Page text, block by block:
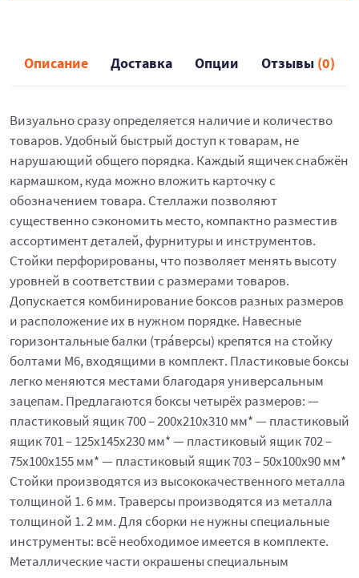
Описание Доставка Опции Отзывы (0)
Визуально сразу определяется наличие и количество
товаров. Удобный быстрый доступ к товарам, не
нарушающий общего порядка. Каждый ящичек снабжён
кармашком, куда можно вложить карточку с
обозначением товара. Стеллажи позволяют
существенно сэкономить место, компактно разместив
ассортимент деталей, фурнитуры и инструментов.
Стойки перфорированы, что позволяет менять высоту
уровней в соответствии с размерами товаров.
Допускается комбинирование боксов разных размеров
и расположение их в нужном порядке. Навесные
горизонтальные балки (тра́версы) крепятся на стойку
болтами М6, входящими в комплект. Пластиковые боксы
легко меняются местами благодаря универсальным
зацепам. Предлагаются боксы четырёх размеров: —
пластиковый ящик 700 – 200x210x310 мм* — пластиковый
ящик 701 – 125x145x230 мм* — пластиковый ящик 702 –
75x100x155 мм* — пластиковый ящик 703 – 50x100x90 мм*
Стойки производятся из высококачественного металла
толщиной 1. 6 мм. Траверсы производятся из металла
толщиной 1. 2 мм. Для сборки не нужны специальные
инструменты: всё необходимое имеется в комплекте.
Металлические части окрашены специальным